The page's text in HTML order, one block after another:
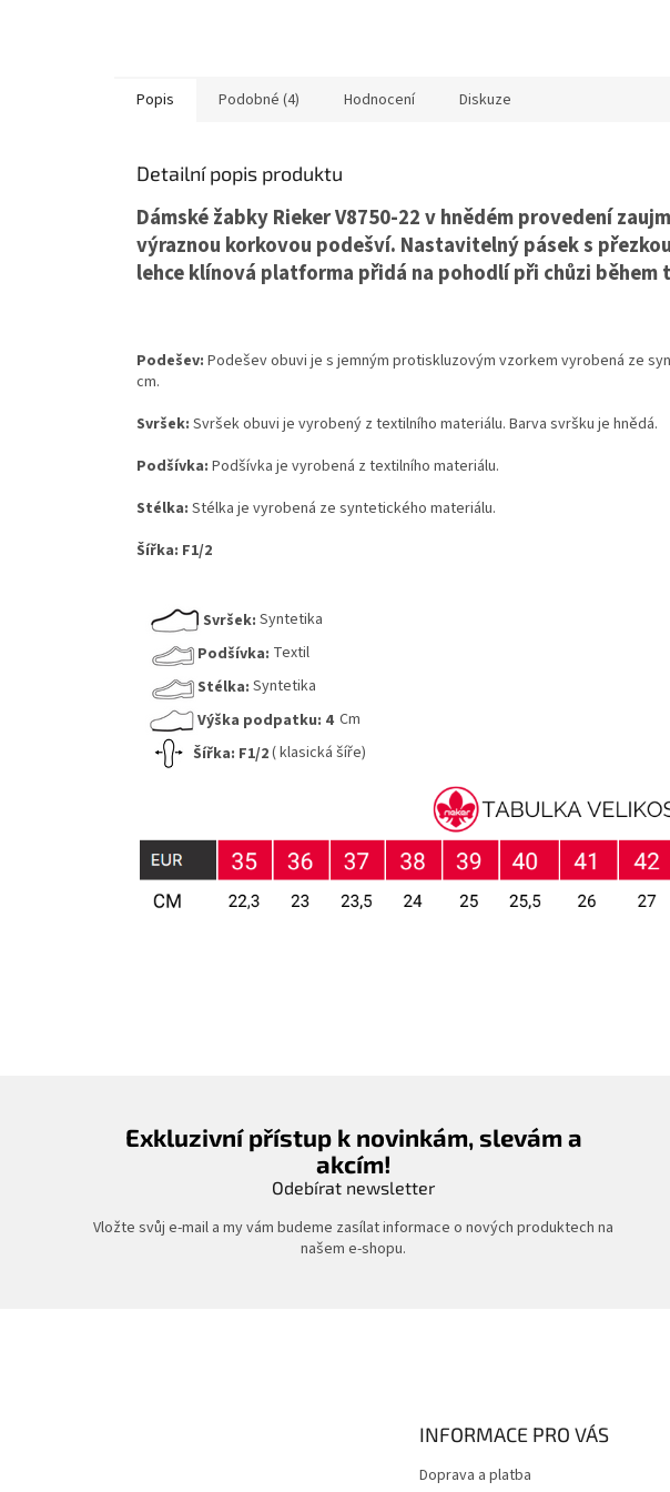
Popis Podobné (4) Hodnocení Diskuze
Detailní popis produktu
Dámské žabky Rieker V8750-22 v hnědém provedení
výraznou korkovou podešví. Nastavitelný pásek s
lehce klínová platforma přidá na pohodlí při chůzi během
Podešev: Podešev obuvi je s jemným protiskluzovým vzorkem vyrobená ze
cm.
Svršek: Svršek obuvi je vyrobený z textilního materiálu. Barva svršku je hnědá.
Podšívka: Podšívka je vyrobená z textilního materiálu.
Stélka: Stélka je vyrobená ze syntetického materiálu.
Šířka: F1/2
Svršek: Syntetika
Podšívka: Textil
Stélka: Syntetika
Výška podpatku: 4Cm
Šířka: F1/2( klasická šíře)
Exkluzivní přístup k novinkám, slevám a
akcím!
Odebírat newsletter
Vložte svůj e-mail a my vám budeme zasílat informace o nových produktech na
našem e-shopu.
INFORMACE PRO VÁS
Doprava a platba